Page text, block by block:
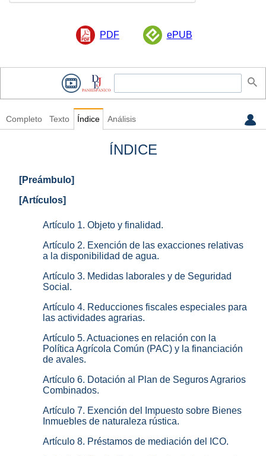
PDF ePUB
Completo Texto Índice Análisis
ÍNDICE
[Preámbulo]
[Artículos]
Artículo 1. Objeto y finalidad.
Artículo 2. Exención de las exacciones relativas
a la disponibilidad de agua.
Artículo 3. Medidas laborales y de Seguridad
Social.
Artículo 4. Reducciones fiscales especiales para
las actividades agrarias.
Artículo 5. Actuaciones en relación con la
Política Agrícola Común (PAC) y la financiación
de avales.
Artículo 6. Dotación al Plan de Seguros Agrarios
Combinados.
Artículo 7. Exención del Impuesto sobre Bienes
Inmuebles de naturaleza rústica.
Artículo 8. Préstamos de mediación del ICO.